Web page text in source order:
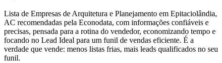
Lista de Empresas de Arquitetura e Planejamento em Epitaciolândia,
AC recomendadas pela Econodata, com informações confiáveis e
precisas, pensada para a rotina do vendedor, economizando tempo e
focando no Lead Ideal para um funil de vendas eficiente. É a
verdade que vende: menos listas frias, mais leads qualificados no seu
funil.